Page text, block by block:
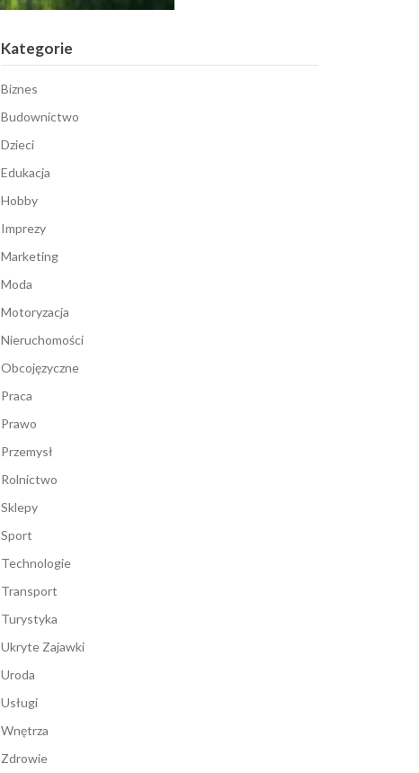
Kategorie
Biznes
Budownictwo
Dzieci
Edukacja
Hobby
Imprezy
Marketing
Moda
Motoryzacja
Nieruchomości
Obcojęzyczne
Praca
Prawo
Przemysł
Rolnictwo
Sklepy
Sport
Technologie
Transport
Turystyka
Ukryte Zajawki
Uroda
Usługi
Wnętrza
Zdrowie